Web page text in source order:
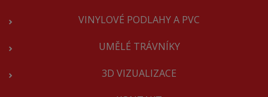
VINYLOVÉ PODLAHY A PVC
UMĚLÉ TRÁVNÍKY
3D VIZUALIZACE